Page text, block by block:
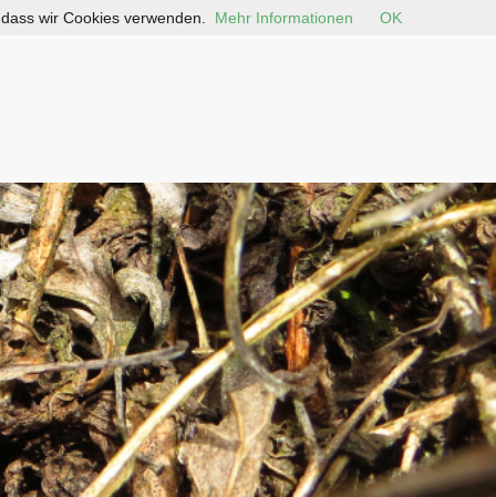
wir Cookies verwenden. Mehr Informationen OK